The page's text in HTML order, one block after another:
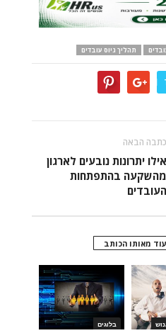
תהליך גיוס עובדים
כתבה הבאה
אילו יתרונות נובעים לארגון
מהשקעה בהתפתחות
העובדים
עוד מאותו הכותב
בלוגים